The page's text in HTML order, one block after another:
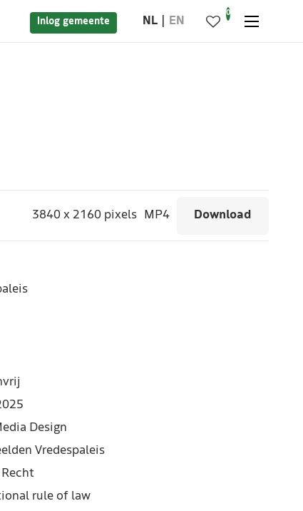
Inlog gemeente NL EN
0
3840 x 2160 pixels MP4 Download
Design
Vredespaleis
Recht
rule of law